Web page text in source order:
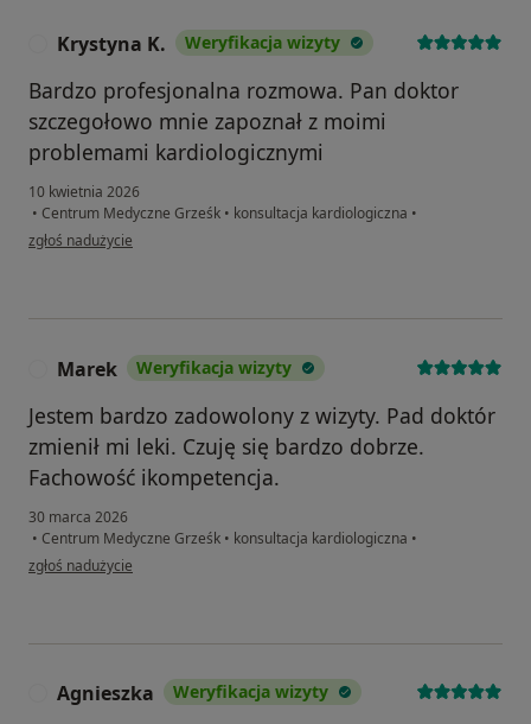
Krystyna K. Weryfikacja wizyty
Bardzo profesjonalna rozmowa. Pan doktor
szczegołowo mnie zapoznał z moimi
problemami kardiologicznymi
10 kwietnia 2026
• Centrum Medyczne Grześk • konsultacja kardiologiczna •
w opinii użytkownika Krystyna K.
zgłoś nadużycie
Marek Weryfikacja wizyty
Jestem bardzo zadowolony z wizyty. Pad doktór
zmienił mi leki. Czuję się bardzo dobrze.
Fachowość ikompetencja.
30 marca 2026
• Centrum Medyczne Grześk • konsultacja kardiologiczna •
w opinii użytkownika Marek
zgłoś nadużycie
Agnieszka Weryfikacja wizyty